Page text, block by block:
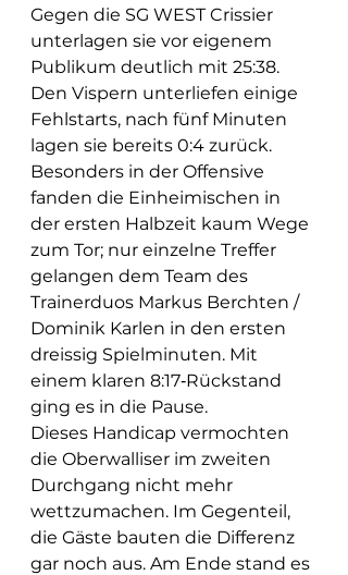
Gegen die SG WEST Crissier
unterlagen sie vor eigenem
Publikum deutlich mit 25:38.
Den Vispern unterliefen einige
Fehlstarts, nach fünf Minuten
lagen sie bereits 0:4 zurück.
Besonders in der Offensive
fanden die Einheimischen in
der ersten Halbzeit kaum Wege
zum Tor; nur einzelne Treffer
gelangen dem Team des
Trainerduos Markus Berchten /
Dominik Karlen in den ersten
dreissig Spielminuten. Mit
einem klaren 8:17‑Rückstand
ging es in die Pause.
Dieses Handicap vermochten
die Oberwalliser im zweiten
Durchgang nicht mehr
wettzumachen. Im Gegenteil,
die Gäste bauten die Differenz
gar noch aus. Am Ende stand es